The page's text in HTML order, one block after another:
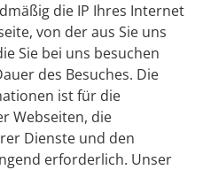
die IP Ihres Internet
von der aus Sie uns
Sie bei uns besuchen
des Besuches. Die
ist für die
Webseiten, die
Dienste und den
erforderlich. Unser